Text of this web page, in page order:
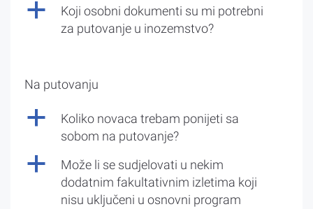
a
Koji osobni dokumenti su mi potrebni
za putovanje u inozemstvo?
Na putovanju
a
Koliko novaca trebam ponijeti sa
sobom na putovanje?
a
Može li se sudjelovati u nekim
dodatnim fakultativnim izletima koji
nisu uključeni u osnovni program